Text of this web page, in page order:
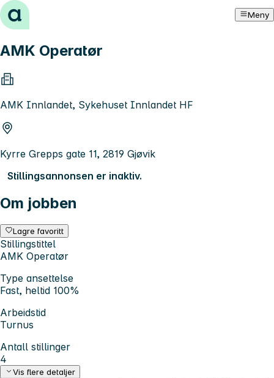
Hopp til innhold Meny
AMK Operatør
AMK Innlandet, Sykehuset Innlandet HF
Kyrre Grepps gate 11, 2819 Gjøvik
Stillingsannonsen er inaktiv.
Om jobben
Lagre favoritt
Stillingstittel
AMK Operatør
Type ansettelse
Fast, heltid 100%
Arbeidstid
Turnus
Antall stillinger
4
Vis flere detaljer